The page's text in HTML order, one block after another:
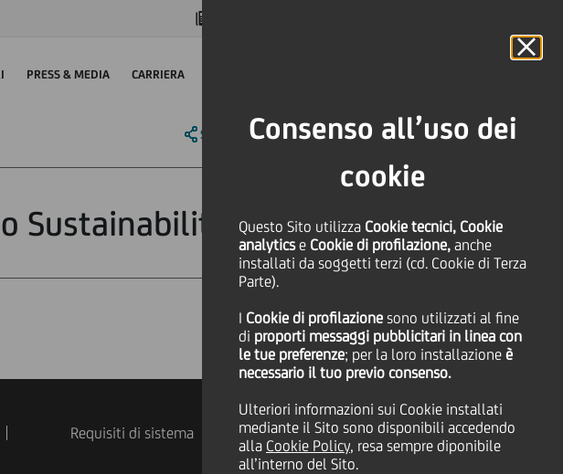
Consenso all’uso dei
cookie
Questo Sito utilizza Cookie tecnici, Cookie
analyticse Cookie di profilazione, anche
installati da soggetti terzi (cd. Cookie di Terza
Parte).
I Cookie di profilazione sono utilizzati al fine
di proporti messaggi pubblicitari in linea con
le tue preferenze; per la loro installazione è
necessario il tuo previo consenso.
Ulteriori informazioni sui Cookie installati
mediante il Sito sono disponibili accedendo
alla Cookie Policy, resa sempre diponibile
all’interno del Sito.
PRESS & MEDIA CARRIERA
SHARE PRINT SEND
Sustainability
Finanziario
Requisiti di sistema